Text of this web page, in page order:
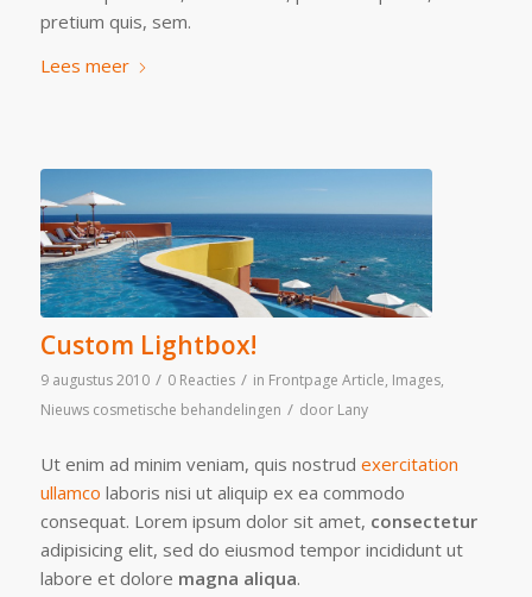
pretium quis, sem.
Lees meer
Custom Lightbox!
9 augustus 2010 / 0 Reacties / in Frontpage Article, Images,
Nieuws cosmetische behandelingen / door Lany
Ut enim ad minim veniam, quis nostrud exercitation
ullamco laboris nisi ut aliquip ex ea commodo
consequat. Lorem ipsum dolor sit amet, consectetur
adipisicing elit, sed do eiusmod tempor incididunt ut
labore et dolore magna aliqua.